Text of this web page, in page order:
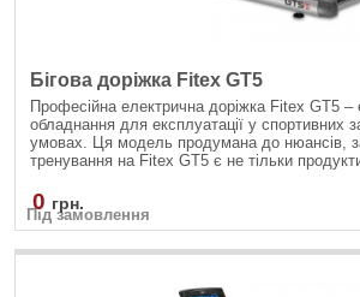
Бігова доріжка Fitex GT5
Професійна електрична доріжка Fitex GT5 –
обладнання для експлуатації у спортивних
умовах. Ця модель продумана до нюансів,
тренування на Fitex GT5 є не тільки
Під замовлення
0 грн.